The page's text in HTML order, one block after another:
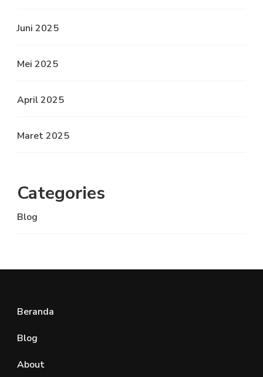
Juni 2025
Mei 2025
April 2025
Maret 2025
Categories
Blog
Beranda
Blog
About